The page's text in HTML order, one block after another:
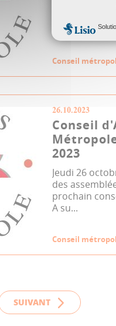
assemblées,
Conseil
26.10.2023
Conseil
2023
Jeudi 26
des
prochain
A su...
Conseil
SUIVANT